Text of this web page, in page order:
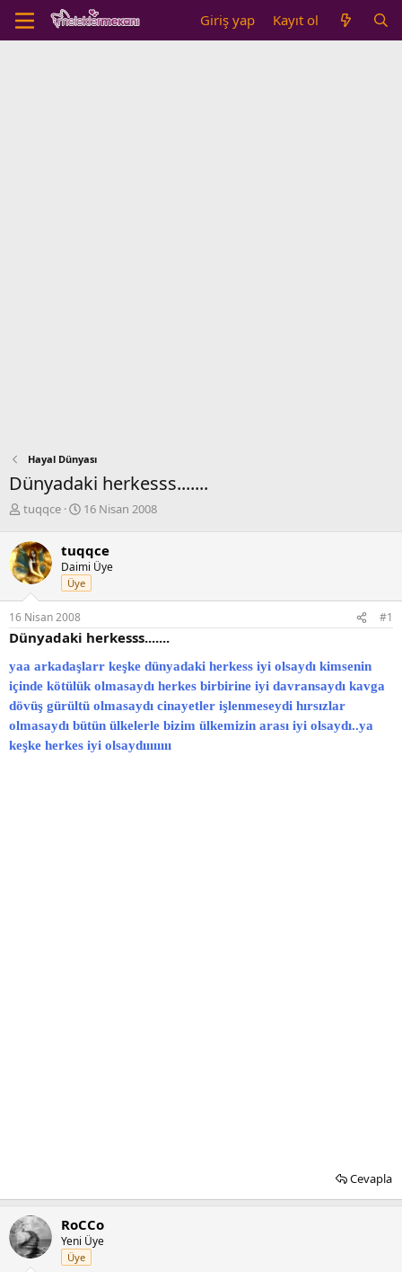
Giriş yap Kayıt ol
Hayal Dünyası
Dünyadaki herkesss.......
K
n
b
u
y
u
b
a
l
a
t
n
tuqqce
B
l
a
n
g
ç
a
r
i
h
i
16 Nisan 2008
tuqqce
Daimi Üye
Üye
16 Nisan 2008 #1
Dünyadaki herkesss.......
yaa arkadaşlarr keşke dünyadaki herkess iyi olsaydı kimsenin
içinde kötülük olmasaydı herkes birbirine iyi davransaydı kavga
dövüş gürültü olmasaydı cinayetler işlenmeseydi hırsızlar
olmasaydı bütün ülkelerle bizim ülkemizin arası iyi olsaydı..ya
keşke herkes iyi olsaydıııııııı
Cevapla
RoCCo
Yeni Üye
Üye